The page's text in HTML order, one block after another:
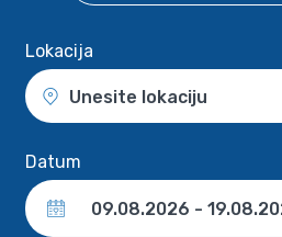
Lokacija
Unesite lokaciju
Datum